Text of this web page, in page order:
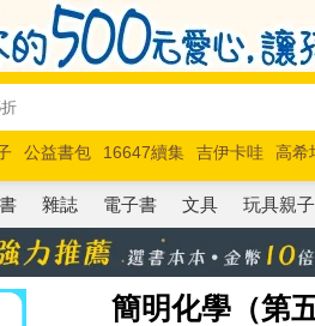
公益書包 16647續集 吉伊卡哇 高希
馬斯克 玩具總動員5 超慢跑
雜誌 電子書 文具 玩具親子
簡明化學（第